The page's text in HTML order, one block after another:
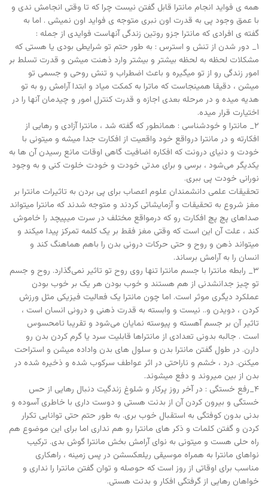
همه ی فواید انجام مانترا قابل گفتن نیست چرا که تا وقتی انجامش ندی و
با عمق وجود پی به قدرت اون نبری متوجه ی فواید اون نمیشی . اما به
گفته ی افرادی که مانترا جزو روتین زندگی آنهاست فوایدی از جمله :
۱_ دور شدن از تنش و استرس : به طور حتم تو شرایطی بودی یا هستی که
مشکلات لحظه به لحظه بیشتر و بیشتر وارد ذهنت میشن و قدرت تسلط بر
امور زندگی رو از تو میگیره و باعث اضطراب و تنش روحی و جسمی تو
میشن ، دقیقا همینجاست که ماترا به کمکت میاد و ابتدا آرامش رو به تو
هدیه میده و در مرحله بعدی اجازه و قدرت کنترل امور و چیدمان آنها را در
اختیارت قرار میده.
۲_ مانترا و خودشناسی : همانطور که گفته شد ، مانترا آزادی و رهایی از
افکارته و در مانترا درواقع خود واقعیت از افکارت جدا میشه و میتونی با
خودت و دنیای درونت که افکاره اضافیت گاهی اوقات مانع رسیدن آن ها به
یکدیگر می‌شود ، برسی و برای مدتی خودت و خودت خلوت کنی و به وجود
نورانی خودت پی ببری.
تحقیقات علمی دانشمندان علوم اعصاب برای پی بردن به تاثیرات مانترا بر
مغز شروع به تحقیقات و آزمایشاتی کردند و متوجه شدند که مانترا میتواند
صداهای پچ پچ افکارت رو که درمواقع مختلف در سرت میپیچد را خاموش
کند ، علت آن این است که وقتی مغز فقط بر یک کلمه تمرکز پیدا میکند و
میتواند ذهن و روح و حتی حرکات درونی بدن را باهم هماهنگ کند و
انسان را به آرامش برساند.
۳_ رابطه مانترا با جسم مانترا تنها روی روح تو تاثیر نمی‌گذارد. روح و جسم
تو چیز جدانشدنی از هم هستند و خوب بودن هر یک بر خوب بودن
عملکرد دیگری موثر است. اما چون مانترا یک فعالیت فیزیکی مثل ورزش
کردن ، دویدن و.. نیست و وابسته به قدرت ذهنی و درونی انسان است ،
تاثیر آن بر جسم آهسته و پیوسته نمایان می‌شود و تقریبا نامحسوس
است . جالبه بدونی تعدادی از مانتراها قابلیت سرد یا گرم کردن بدن رو
دارن. در طول گفتن مانترا بدن و سلول های بدن واداده میشن‌ و استراحت
میکنن‌. درد ، خشم و ناراحتی در اثر عواطف سرکوب شده و ذخیره شده در
بدن از بین میروند و دفع میشوند.‌
۴_رفع خستگی : در آخر روز پرکار و شلوغ زندگیت دنبال رهایی از حس
خستگی و بیرون کردن آن از بدنت هستی و دوست داری با خاطری آسوده و
بدنی بدون کوفتگی به استقبال خوب بری. به طور حتم حتی توانایی تکرار
کردن و گفتن کلمات و ذکر های مانترا رو هم نداری اما برای این موضوع هم
راه حلی هست و میتونی به نوای آرامش بخش مانترا گوش بدی. ترکیب
نواهای مانترا به همراه موسیقی ریلعکسشن در پس زمینه ، راهکاری
مناسب برای اوقاتی از روز است که حوصله و توان گفتن مانترا را نداری و
خواهان رهایی از گرفتگی افکار و بدنت هستی.